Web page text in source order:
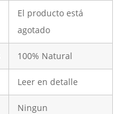
El producto está
agotado
100% Natural
Leer en detalle
Ningun